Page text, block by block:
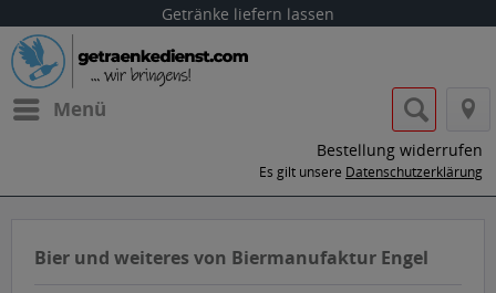
Getränke liefern lassen
Menü
Bestellung widerrufen
Es gilt unsere Datenschutzerklärung
Bier und weiteres von Biermanufaktur Engel